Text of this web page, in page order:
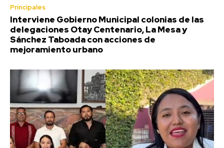
Principales
Interviene Gobierno Municipal colonias de las
delegaciones Otay Centenario, La Mesa y
Sánchez Taboada con acciones de
mejoramiento urbano